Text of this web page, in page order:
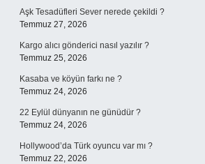
Aşk Tesadüfleri Sever nerede çekildi ?
Temmuz 27, 2026
Kargo alıcı gönderici nasıl yazılır ?
Temmuz 25, 2026
Kasaba ve köyün farkı ne ?
Temmuz 24, 2026
22 Eylül dünyanın ne günüdür ?
Temmuz 24, 2026
Hollywood’da Türk oyuncu var mı ?
Temmuz 22, 2026